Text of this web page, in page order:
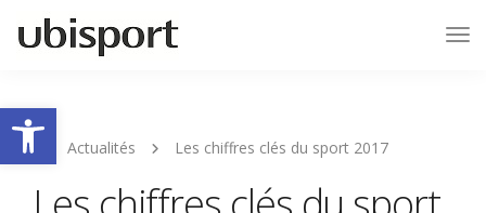
Ouvrir la barre d’outils
Actualités Les chiffres clés du sport 2017